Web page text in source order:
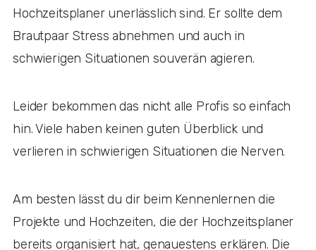
Hochzeitsplaner unerlässlich sind. Er sollte dem
Brautpaar Stress abnehmen und auch in
schwierigen Situationen souverän agieren.
Leider bekommen das nicht alle Profis so einfach
hin. Viele haben keinen guten Überblick und
verlieren in schwierigen Situationen die Nerven.
Am besten lässt du dir beim Kennenlernen die
Projekte und Hochzeiten, die der Hochzeitsplaner
bereits organisiert hat, genauestens erklären. Die